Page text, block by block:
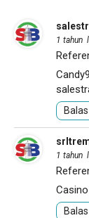
1 tahun
Balas
1 tahun
Balas